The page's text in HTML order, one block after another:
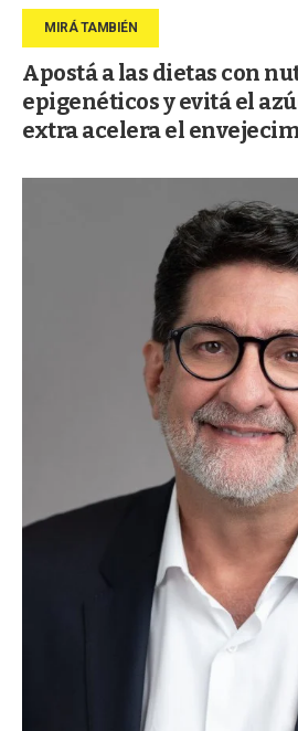
Apostá a las dietas con
epigenéticos y evitá el
extra acelera el